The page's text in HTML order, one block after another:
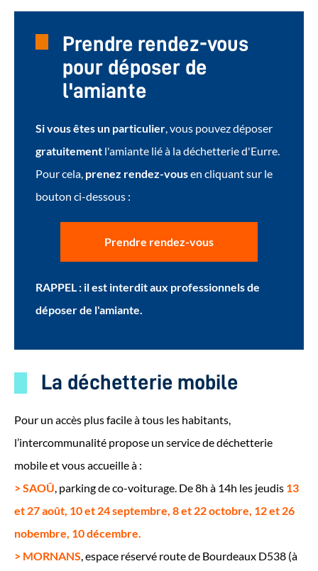
Prendre rendez-vous
pour déposer de
l'amiante
Si vous êtes un particulier, vous pouvez déposer
gratuitement l'amiante lié à la déchetterie d'Eurre.
Pour cela, prenez rendez-vousen cliquant sur le
bouton ci-dessous :
Prendre rendez-vous
RAPPEL : il est interdit aux professionnels de
déposer de l'amiante.
La déchetterie mobile
Pour un accès plus facile à tous les habitants,
l’intercommunalité propose un service de déchetterie
mobile et vous accueille à :
> SAOÛ, parking de co-voiturage. De 8h à 14h les jeudis 13
et 27 août, 10 et 24 septembre, 8 et 22 octobre, 12 et 26
nobembre, 10 décembre.
> MORNANS, espace réservé route de Bourdeaux D538 (à